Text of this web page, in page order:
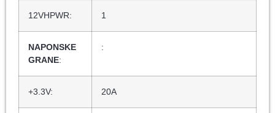
12VHPWR: 1
NAPONSKE
GRANE:
:
+3.3V: 20A